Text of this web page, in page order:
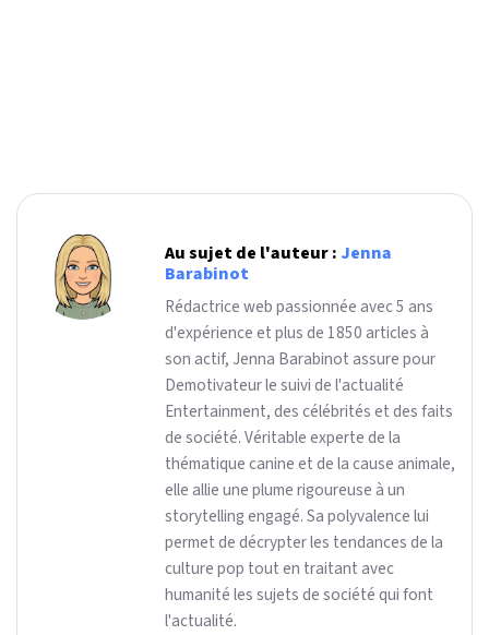
Au sujet de l'auteur : Jenna
Barabinot
Rédactrice web passionnée avec 5 ans
d'expérience et plus de 1850 articles à
son actif, Jenna Barabinot assure pour
Demotivateur le suivi de l'actualité
Entertainment, des célébrités et des faits
de société. Véritable experte de la
thématique canine et de la cause animale,
elle allie une plume rigoureuse à un
storytelling engagé. Sa polyvalence lui
permet de décrypter les tendances de la
culture pop tout en traitant avec
humanité les sujets de société qui font
l'actualité.